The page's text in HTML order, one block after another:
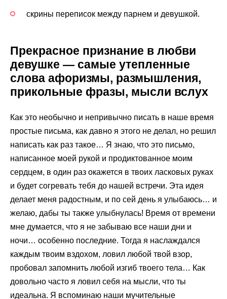
скрины переписок между парнем и девушкой.
Прекрасное признание в любви
девушке — самые утепленные
слова афоризмы, размышления,
прикольные фразы, мысли вслух
Как это необычно и непривычно писать в наше время
простые письма, как давно я этого не делал, но решил
написать как раз такое… Я знаю, что это письмо,
написанное моей рукой и продиктованное моим
сердцем, в один раз окажется в твоих ласковых руках
и будет согревать тебя до нашей встречи. Эта идея
делает меня радостным, и по сей день я улыбаюсь… и
желаю, дабы ты также улыбнулась! Время от времени
мне думается, что я не забываю все наши дни и
ночи… особенно последние. Тогда я наслаждался
каждым твоим вздохом, ловил любой твой взор,
пробовал запомнить любой изгиб твоего тела… Как
довольно часто я ловил себя на мысли, что ты
идеальна. Я вспоминаю наши мучительные